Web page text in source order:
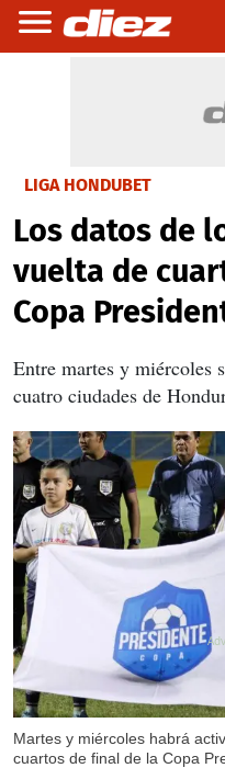
LIGA HONDUBET
Los datos de
vuelta de
Copa
Entre martes y miércoles
cuatro ciudades de
Martes y miércoles habrá
cuartos de final de la Copa